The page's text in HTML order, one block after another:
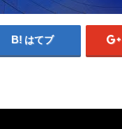
はてブ